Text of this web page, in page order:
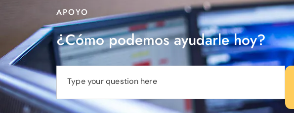
APOYO
¿Cómo podemos ayudarle hoy?
Type your question here